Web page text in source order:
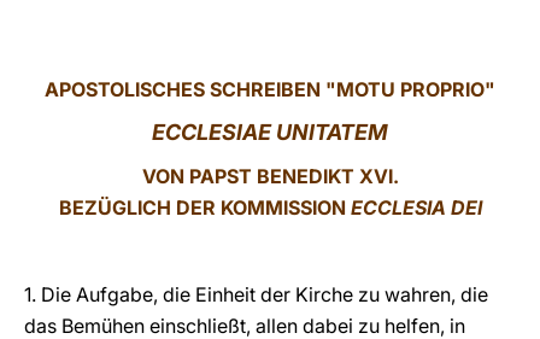
中文
LATINE
APOSTOLISCHES SCHREIBEN "MOTU PROPRIO"
ECCLESIAE UNITATEM
VON PAPST BENEDIKT XVI.
BEZÜGLICH DER KOMMISSION ECCLESIA DEI
1. Die Aufgabe, die Einheit der Kirche zu wahren, die
das Bemühen einschließt, allen dabei zu helfen, in